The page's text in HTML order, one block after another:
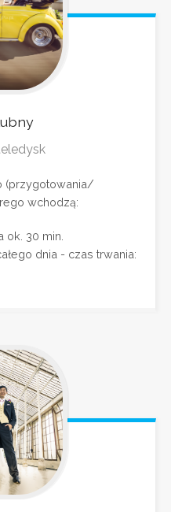
(przygotowania/
wchodzą:
ok. 30 min.
dnia - czas trwania: